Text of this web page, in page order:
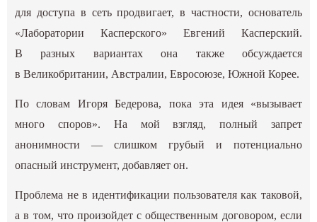
для доступа в сеть продвигает, в частности, основатель
«Лаборатории Касперского» Евгений Касперский.
В разных вариантах она также обсуждается
в Великобритании, Австралии, Евросоюзе, Южной Корее.
По словам Игоря Бедерова, пока эта идея «вызывает
много споров». На мой взгляд, полный запрет
анонимности — слишком грубый и потенциально
опасный инструмент, добавляет он.
Проблема не в идентификации пользователя как таковой,
а в том, что произойдет с общественным договором, если